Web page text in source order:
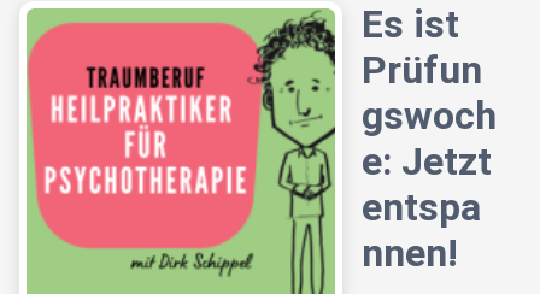
Es ist
Prüfun
gswoch
e: Jetzt
entspa
nnen!